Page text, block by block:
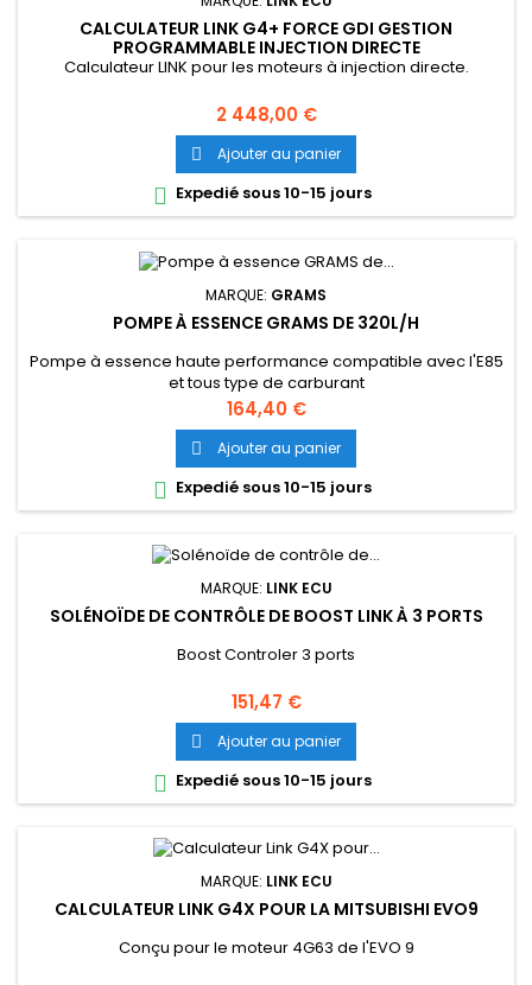
CALCULATEUR LINK G4+ FORCE GDI GESTION
PROGRAMMABLE INJECTION DIRECTE
Calculateur LINK pour les moteurs à injection directe.
Prix
2 448,00 €
 Ajouter au panier
 Expedié sous 10-15 jours
MARQUE: GRAMS
POMPE À ESSENCE GRAMS DE 320L/H
Pompe à essence haute performance compatible avec l'E85
et tous type de carburant
Prix
164,40 €
 Ajouter au panier
 Expedié sous 10-15 jours
MARQUE: LINK ECU
SOLÉNOÏDE DE CONTRÔLE DE BOOST LINK À 3 PORTS
Boost Controler 3 ports
Prix
151,47 €
 Ajouter au panier
 Expedié sous 10-15 jours
MARQUE: LINK ECU
CALCULATEUR LINK G4X POUR LA MITSUBISHI EVO9
Conçu pour le moteur 4G63 de l'EVO 9